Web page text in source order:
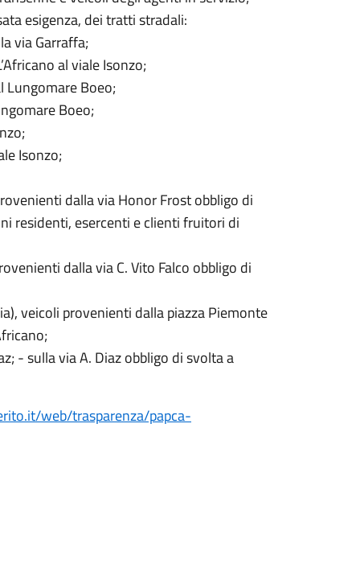
esigenza, dei tratti stradali:
via Garraffa;
al viale Isonzo;
Lungomare Boeo;
Boeo;
Isonzo;
dalla via Honor Frost obbligo di
residenti, esercenti e clienti fruitori di
dalla via C. Vito Falco obbligo di
veicoli provenienti dalla piazza Piemonte
- sulla via A. Diaz obbligo di svolta a
web/trasparenza/papca-